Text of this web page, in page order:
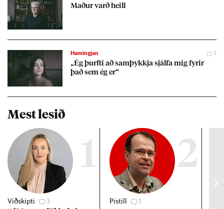
Mað­ur varð heill
Hamingjan
3
„Ég þurfti að sam­þykkja sjálfa mig fyr­ir
það sem ég er“
Mest lesið
1
Viðskipti 3
2
Pistill 1